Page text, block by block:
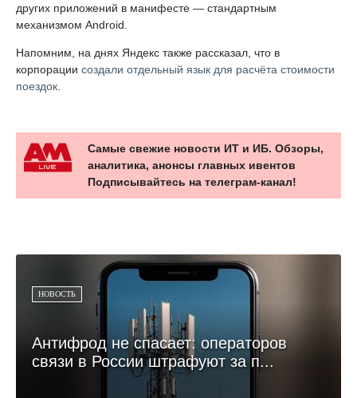
других приложений в манифесте — стандартным
механизмом Android.
Напомним, на днях Яндекс также рассказал, что в
корпорации создали отдельный язык для расчёта стоимости
поездок
Самые свежие новости ИТ и ИБ. Обзоры,
аналитика, анонсы главных ивентов
Подписывайтесь на телеграм-канал!
НОВОСТЬ
Антифрод не спасает: операторов
связи в России штрафуют за п...